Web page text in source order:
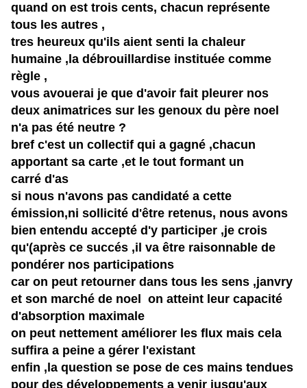
quand on est trois cents, chacun représente
tous les autres ,
tres heureux qu'ils aient senti la chaleur
humaine ,la débrouillardise instituée comme
règle ,
vous avouerai je que d'avoir fait pleurer nos
deux animatrices sur les genoux du père noel
n'a pas été neutre ?
bref c'est un collectif qui a gagné ,chacun
apportant sa carte ,et le tout formant un
carré d'as
si nous n'avons pas candidaté a cette
émission,ni sollicité d'être retenus, nous avons
bien entendu accepté d'y participer ,je crois
qu'(après ce succés ,il va être raisonnable de
pondérer nos participations
car on peut retourner dans tous les sens ,janvry
et son marché de noel on atteint leur capacité
d'absorption maximale
on peut nettement améliorer les flux mais cela
suffira a peine a gérer l'existant
enfin ,la question se pose de ces mains tendues
pour des développements a venir jusqu'aux